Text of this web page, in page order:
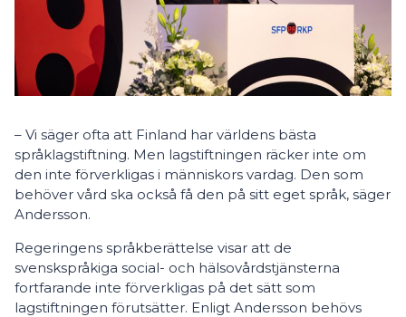
– Vi säger ofta att Finland har världens bästa
språklagstiftning. Men lagstiftningen räcker inte om
den inte förverkligas i människors vardag. Den som
behöver vård ska också få den på sitt eget språk, säger
Andersson.
Regeringens språkberättelse visar att de
svenskspråkiga social- och hälsovårdstjänsterna
fortfarande inte förverkligas på det sätt som
lagstiftningen förutsätter. Enligt Andersson behövs